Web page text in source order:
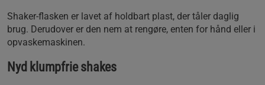
Shaker-flasken er lavet af holdbart plast, der tåler daglig
brug. Derudover er den nem at rengøre, enten for hånd eller i
opvaskemaskinen.
Nyd klumpfrie shakes